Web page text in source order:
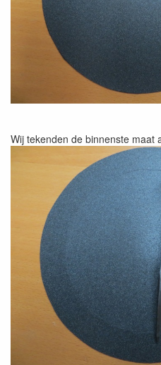
Wij tekenden de binnenste maat